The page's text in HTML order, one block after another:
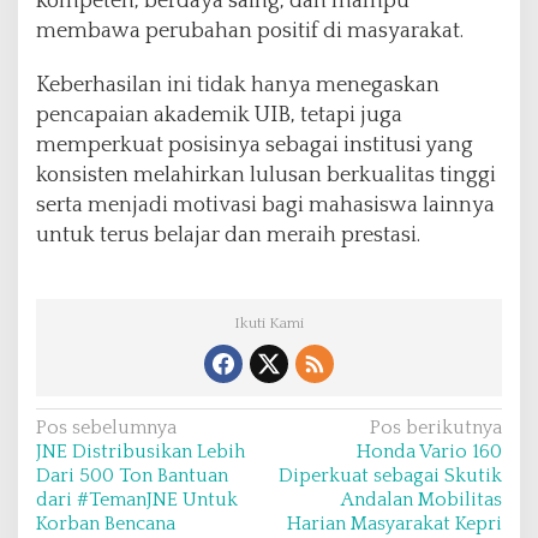
membawa perubahan positif di masyarakat.
Keberhasilan ini tidak hanya menegaskan
pencapaian akademik UIB, tetapi juga
memperkuat posisinya sebagai institusi yang
konsisten melahirkan lulusan berkualitas tinggi
serta menjadi motivasi bagi mahasiswa lainnya
untuk terus belajar dan meraih prestasi.
Ikuti Kami
N
a
v
Pos sebelumnya
JNE Distribusikan Lebih
Dari 500 Ton Bantuan
dari #TemanJNE Untuk
Korban Bencana
Pos berikutnya
Honda Vario 160
Diperkuat sebagai Skutik
Andalan Mobilitas
Harian Masyarakat Kepri